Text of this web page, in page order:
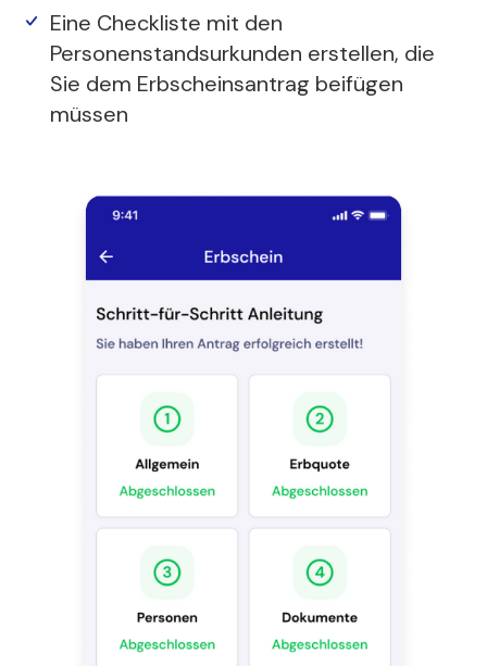
Eine Checkliste mit den
Personenstandsurkunden erstellen, die
Sie dem Erbscheinsantrag beifügen
müssen